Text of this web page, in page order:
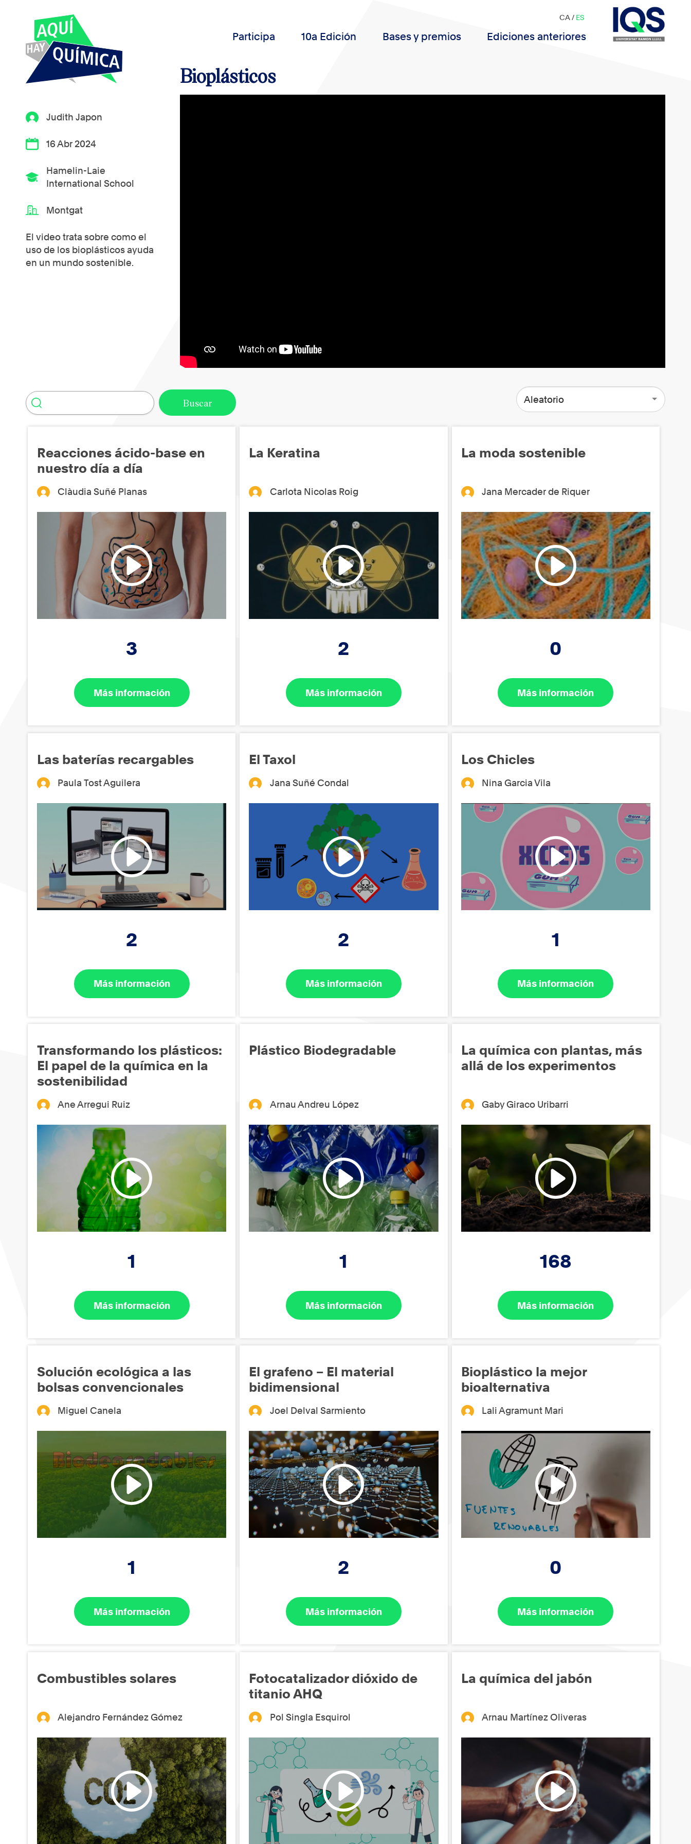
Participa 10a Edición Bases y premios Ediciones anteriores
CA/ ES
Judith Japon
16 Abr 2024
Hamelin-Laie
International School
Montgat
El video trata sobre como el
uso de los bioplásticos ayuda
en un mundo sostenible.
Bioplásticos
Aleatorio
Reacciones ácido-base en
nuestro día a día
Clàudia Suñé Planas
3
Más información
La Keratina
Carlota Nicolas Roig
2
Más información
La moda sostenible
Jana Mercader de Riquer
0
Más información
Las baterías recargables
Paula Tost Aguilera
2
Más información
El Taxol
Jana Suñé Condal
2
Más información
Los Chicles
Nina Garcia Vila
1
Más información
Transformando los plásticos:
El papel de la química en la
sostenibilidad
Ane Arregui Ruiz
1
Más información
Plástico Biodegradable
Arnau Andreu López
1
Más información
La química con plantas, más
allá de los experimentos
Gaby Giraco Uribarri
168
Más información
Solución ecológica a las
bolsas convencionales
Miguel Canela
1
Más información
El grafeno – El material
bidimensional
Joel Delval Sarmiento
2
Más información
Bioplástico la mejor
bioalternativa
Lali Agramunt Mari
0
Más información
Combustibles solares
Alejandro Fernández Gómez
Fotocatalizador dióxido de
titanio AHQ
Pol Singla Esquirol
La química del jabón
Arnau Martínez Oliveras